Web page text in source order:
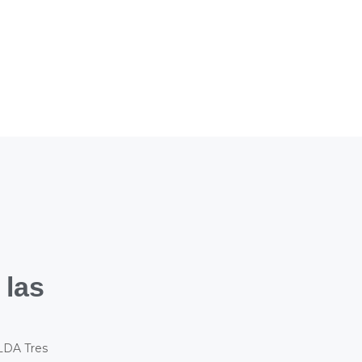
las
Tres